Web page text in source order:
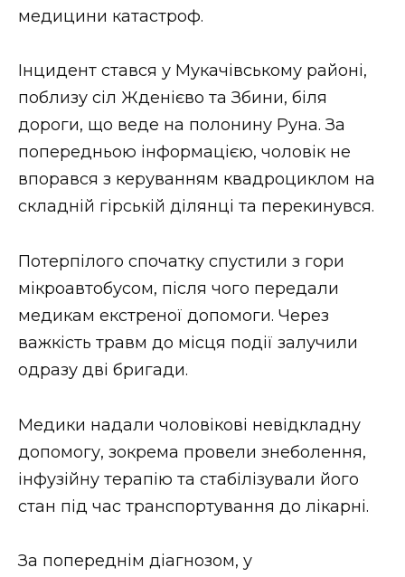
медицини катастроф.
Інцидент стався у Мукачівському районі,
поблизу сіл Жденієво та Збини, біля
дороги, що веде на полонину Руна. За
попередньою інформацією, чоловік не
впорався з керуванням квадроциклом на
складній гірській ділянці та перекинувся.
Потерпілого спочатку спустили з гори
мікроавтобусом, після чого передали
медикам екстреної допомоги. Через
важкість травм до місця події залучили
одразу дві бригади.
Медики надали чоловікові невідкладну
допомогу, зокрема провели знеболення,
інфузійну терапію та стабілізували його
стан під час транспортування до лікарні.
За попереднім діагнозом, у